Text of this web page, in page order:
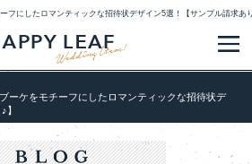
にしたロマンティックな招待状デザイン5選！【サンプル請求あ
メ
ーケをモチーフにしたロマンティックな招待状デ
】